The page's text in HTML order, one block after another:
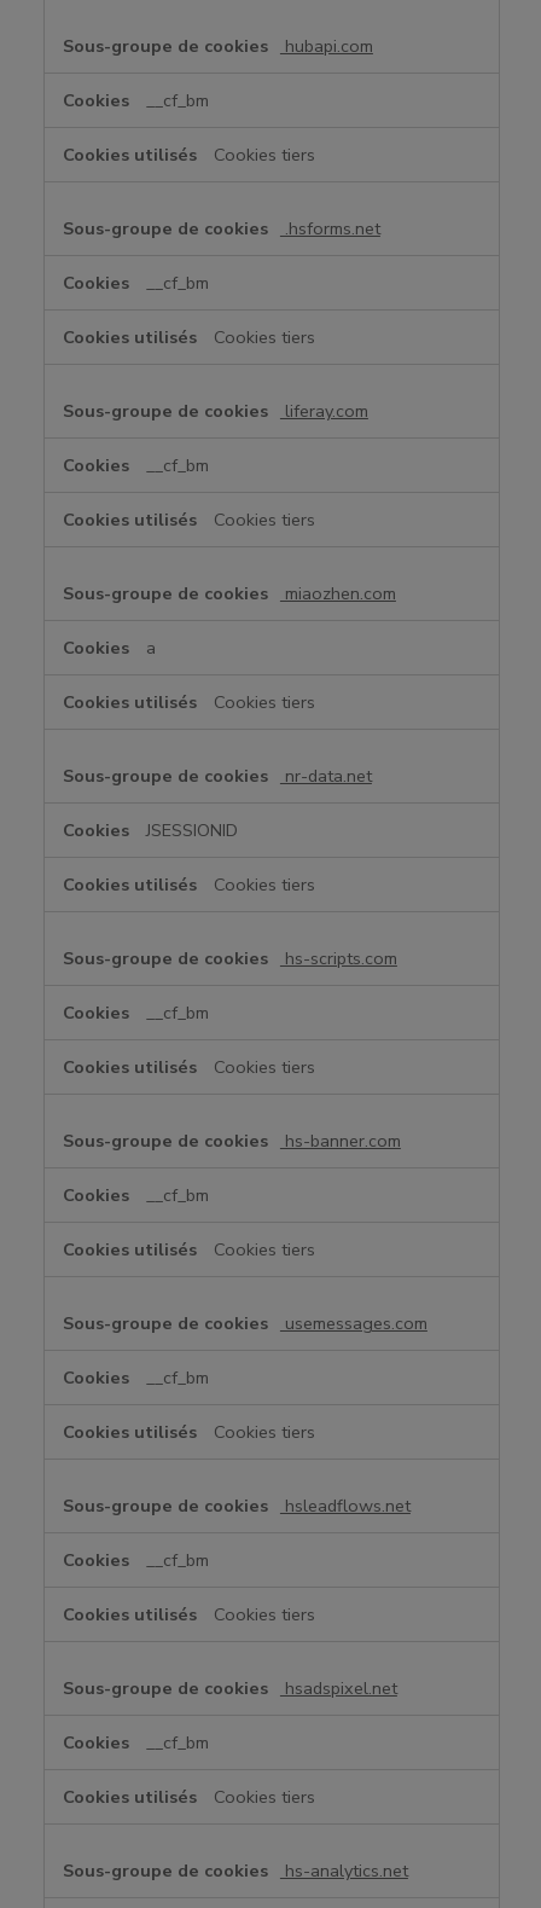
hubapi.com
__cf_bm
Cookies tiers
.hsforms.net
__cf_bm
Cookies tiers
liferay.com
__cf_bm
Cookies tiers
miaozhen.com
a
Cookies tiers
nr-data.net
JSESSIONID
Cookies tiers
hs-scripts.com
__cf_bm
Cookies tiers
hs-banner.com
__cf_bm
Cookies tiers
usemessages.com
__cf_bm
Cookies tiers
hsleadflows.net
__cf_bm
Cookies tiers
hsadspixel.net
__cf_bm
Cookies tiers
hs-analytics.net